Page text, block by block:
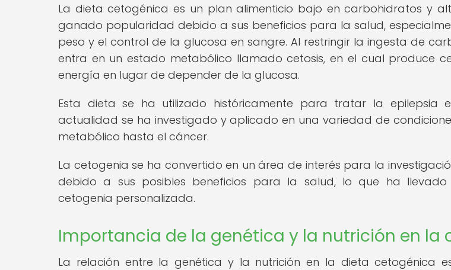
La dieta cetogénica es un plan alimenticio bajo en carbohidratos y
ganado popularidad debido a sus beneficios para la salud,
peso y el control de la glucosa en sangre. Al restringir la ingesta de
entra en un estado metabólico llamado cetosis, en el cual produce
energía en lugar de depender de la glucosa.
Esta dieta se ha utilizado históricamente para tratar la epilepsia
actualidad se ha investigado y aplicado en una variedad de
metabólico hasta el cáncer.
La cetogenia se ha convertido en un área de interés para la
debido a sus posibles beneficios para la salud, lo que ha
cetogenia personalizada.
Importancia de la genética y la nutrición en la
La relación entre la genética y la nutrición en la dieta cetogénica